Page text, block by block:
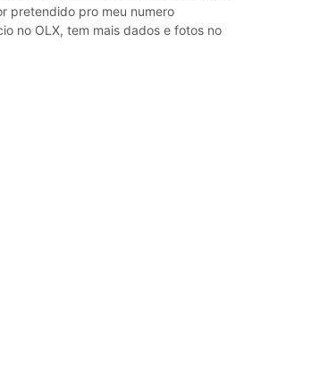
pretendido pro meu numero
no OLX, tem mais dados e fotos no